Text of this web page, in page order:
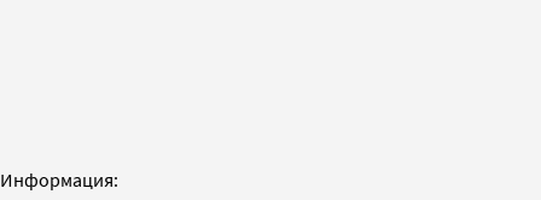
Информация: